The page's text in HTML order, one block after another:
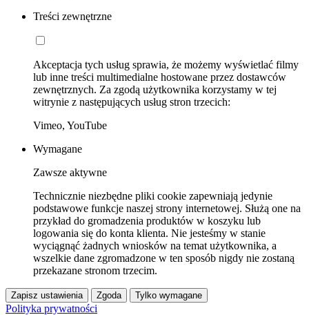
Treści zewnętrzne
Akceptacja tych usług sprawia, że możemy wyświetlać filmy
lub inne treści multimedialne hostowane przez dostawców
zewnętrznych. Za zgodą użytkownika korzystamy w tej
witrynie z następujących usług stron trzecich:
Vimeo, YouTube
Wymagane
Zawsze aktywne
Technicznie niezbędne pliki cookie zapewniają jedynie
podstawowe funkcje naszej strony internetowej. Służą one na
przykład do gromadzenia produktów w koszyku lub
logowania się do konta klienta. Nie jesteśmy w stanie
wyciągnąć żadnych wniosków na temat użytkownika, a
wszelkie dane zgromadzone w ten sposób nigdy nie zostaną
przekazane stronom trzecim.
Zapisz ustawienia Zgoda Tylko wymagane
Polityka prywatności